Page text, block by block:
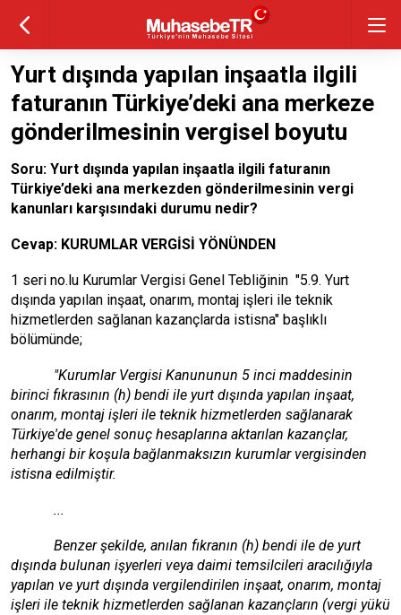
Yurt dışında yapılan inşaatla ilgili
faturanın Türkiye’deki ana merkeze
gönderilmesinin vergisel boyutu
Soru: Yurt dışında yapılan inşaatla ilgili faturanın
Türkiye’deki ana merkezden gönderilmesinin vergi
kanunları karşısındaki durumu nedir?
Cevap: KURUMLAR VERGİSİ YÖNÜNDEN
1 seri no.lu Kurumlar Vergisi Genel Tebliğinin "5.9. Yurt
dışında yapılan inşaat, onarım, montaj işleri ile teknik
hizmetlerden sağlanan kazançlarda istisna" başlıklı
bölümünde;
"Kurumlar Vergisi Kanununun 5 inci maddesinin
birinci fıkrasının (h) bendi ile yurt dışında yapılan inşaat,
onarım, montaj işleri ile teknik hizmetlerden sağlanarak
Türkiye'de genel sonuç hesaplarına aktarılan kazançlar,
herhangi bir koşula bağlanmaksızın kurumlar vergisinden
istisna edilmiştir.
...
Benzer şekilde, anılan fıkranın (h) bendi ile de yurt
dışında bulunan işyerleri veya daimi temsilcileri aracılığıyla
yapılan ve yurt dışında vergilendirilen inşaat, onarım, montaj
işleri ile teknik hizmetlerden sağlanan kazançların (vergi yükü